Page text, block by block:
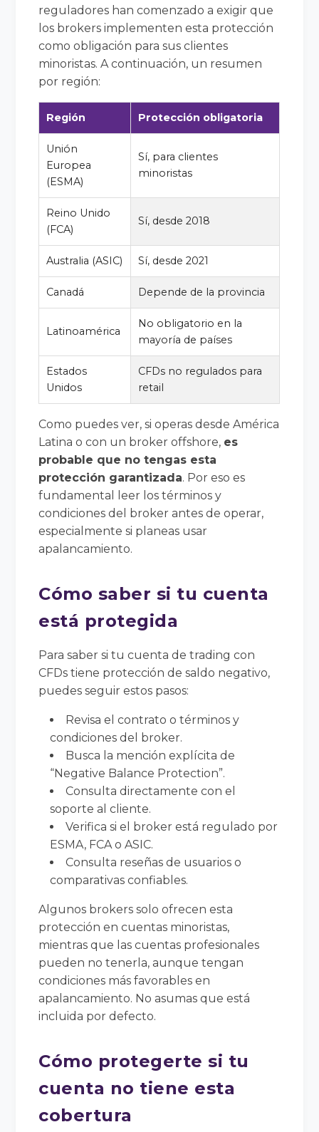
reguladores han comenzado a exigir que
los brokers implementen esta protección
como obligación para sus clientes
minoristas. A continuación, un resumen
por región:
Región Protección obligatoria
Unión
Europea
(ESMA)
Sí, para clientes
minoristas
Reino Unido
(FCA)
Sí, desde 2018
Australia (ASIC) Sí, desde 2021
Canadá Depende de la provincia
Latinoamérica
No obligatorio en la
mayoría de países
Estados
Unidos
CFDs no regulados para
retail
Como puedes ver, si operas desde América
Latina o con un broker offshore, es
probable que no tengas esta
protección garantizada. Por eso es
fundamental leer los términos y
condiciones del broker antes de operar,
especialmente si planeas usar
apalancamiento.
Cómo saber si tu cuenta
está protegida
Para saber si tu cuenta de trading con
CFDs tiene protección de saldo negativo,
puedes seguir estos pasos:
Revisa el contrato o términos y
condiciones del broker.
Busca la mención explícita de
“Negative Balance Protection”.
Consulta directamente con el
soporte al cliente.
Verifica si el broker está regulado por
ESMA, FCA o ASIC.
Consulta reseñas de usuarios o
comparativas confiables.
Algunos brokers solo ofrecen esta
protección en cuentas minoristas,
mientras que las cuentas profesionales
pueden no tenerla, aunque tengan
condiciones más favorables en
apalancamiento. No asumas que está
incluida por defecto.
Cómo protegerte si tu
cuenta no tiene esta
cobertura